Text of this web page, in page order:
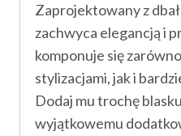
Zaprojektowany z
zachwyca elegancją i
komponuje się
stylizacjami, jak i
Dodaj mu trochę
wyjątkowemu